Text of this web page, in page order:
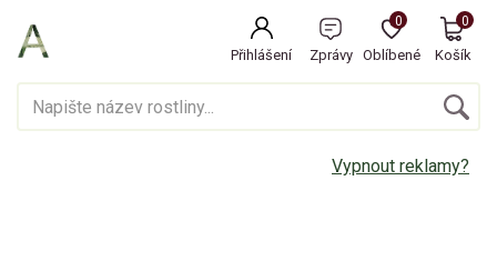
Přihlášení Zprávy Oblíbené
0
Košík
0
Vypnout reklamy?